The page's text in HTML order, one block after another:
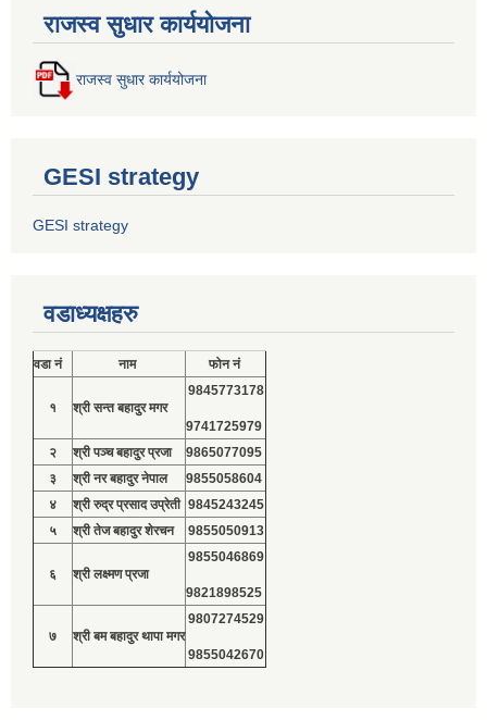
राजस्व सुधार कार्ययोजना
राजस्व सुधार कार्ययोजना
GESI strategy
GESI strategy
वडाध्यक्षहरु
वडा नं नाम फोन नं
१ श्री सन्त बहादुर मगर
9845773178
9741725979
२
श्री पञ्च बहादुर प्रजा
9865077095
३
श्री नर बहादुर नेपाल
9855058604
४
श्री रुद्र प्रसाद उप्रेती 9845243245
५
श्री तेज बहादुर शेरचन 9855050913
६ श्री लक्ष्मण प्रजा
9855046869
9821898525
७ श्री बम बहादुर थापा मगर
9807274529
9855042670